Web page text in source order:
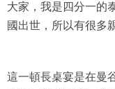
大家，我是四分一的
國出世，所以有很多
這一頓長桌宴是在曼